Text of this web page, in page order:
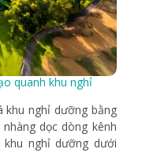
quanh khu nghỉ
khu nghỉ dưỡng bằng
dọc dòng kênh
nghỉ dưỡng dưới